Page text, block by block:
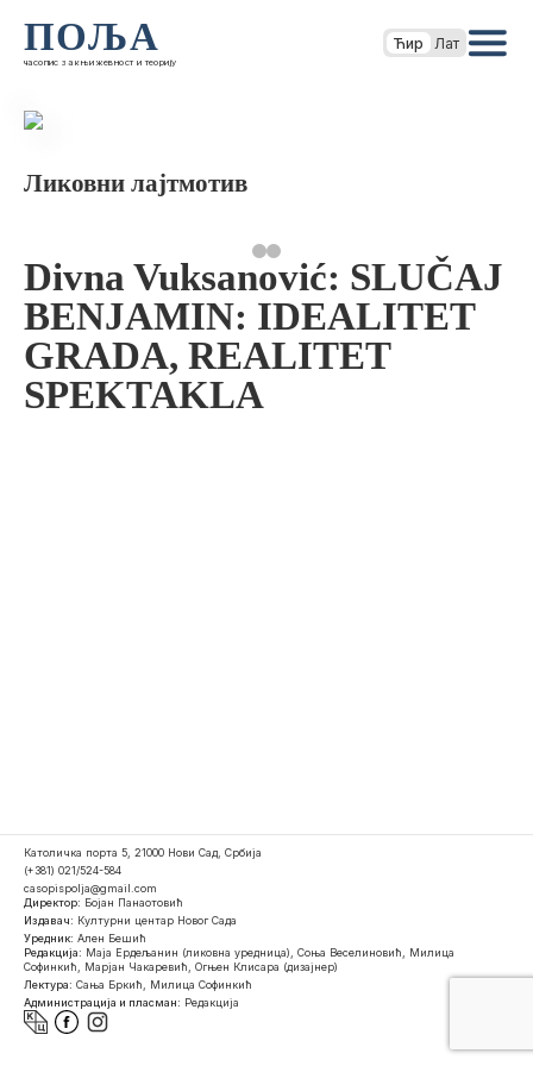
ПОЉА
часопис за књижевност и теорију
Ћир Лат
Ликовни лајтмотив
Divna Vuksanović: SLUČAJ
BENJAMIN: IDEALITET
GRADA, REALITET
SPEKTAKLA
Католичка порта 5, 21000 Нови Сад, Србија
(+381) 021/524-584
casopispolja@gmail.com
Директор: Бојан Панаотовић
Издавач: Културни центар Новог Сада
Уредник: Ален Бешић
Редакција: Маја Ердељанин (ликовна уредница), Соња Веселиновић, Милица
Софинкић, Марјан Чакаревић, Огњен Клисара (дизајнер)
Лектура: Сања Бркић, Милица Софинкић
Администрација и пласман: Редакција